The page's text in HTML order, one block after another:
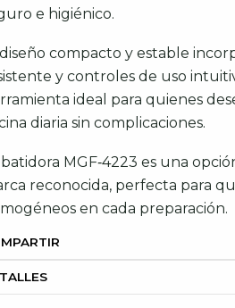
e higiénico.
compacto y estable
y controles de uso
ideal para quienes
diaria sin complicaciones.
batidora MGF‑4223 es una
reconocida, perfecta para
en cada preparación.